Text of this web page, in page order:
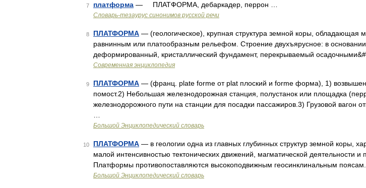
7 платформа — ПЛАТФОРМА, дебаркадер, перрон …
Словарь-тезаурус синонимов русской речи
8 ПЛАТФОРМА — (геологическое), крупная структура земной коры, обладающая
равнинным или платообразным рельефом. Строение двухъярусное: в основании
деформированный, кристаллический фундамент, перекрываемый
Современная энциклопедия
9 ПЛАТФОРМА — (франц. plate forme от plat плоский и forme форма), 1)
помост.2) Небольшая железнодорожная станция, полустанок или площадка
железнодорожного пути на станции для посадки пассажиров.3) Грузовой вагон
Большой Энциклопедический словарь
10 ПЛАТФОРМА — в геологии одна из главных глубинных структур земной коры,
малой интенсивностью тектонических движений, магматической деятельности и
Платформы противопоставляются высокоподвижным геосинклинальным
Большой Энциклопедический словарь